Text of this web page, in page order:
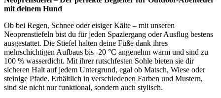
mit deinem Hund
Ob bei Regen, Schnee oder eisiger Kälte – mit unseren
Neoprenstiefeln bist du für jeden Spaziergang oder Ausflug bestens
ausgestattet. Die Stiefel halten deine Füße dank ihres
mehrschichtigen Aufbaus bis -20 °C angenehm warm und sind zu
100 % wasserdicht. Mit ihrer rutschfesten Sohle bieten sie dir
sicheren Halt auf jedem Untergrund, egal ob Matsch, Wiese oder
steinige Pfade. Erhältlich in verschiedenen Farben und Mustern,
sind sie nicht nur funktional, sondern auch stylisch.